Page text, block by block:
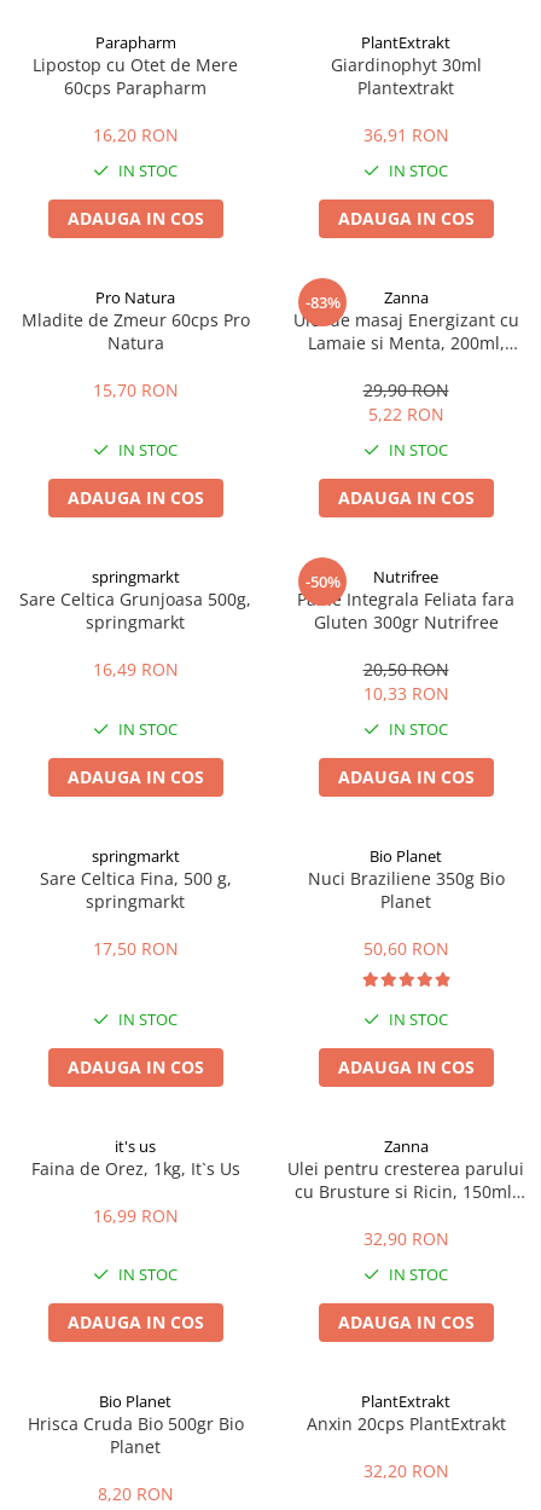
Sanatatea ochilor
Hepato-biliare
Glanda tiroida
Probleme renale
Prostata, urologie
Sistemul osos
Produse naturiste
Antiinflamator
Antitumorale
Articulatii sanatoase
Cardiovasculare
Imunitate
Memorie
Produse sanatate sexuala
Produse pentru Ea
Produse pentru sportivi
Suplimente fitness
Batoane proteice
Pentru antrenament
Mama si copilul
Sarcina si alaptare
Indulcitori
Miere
Bomboane
Gume de mestecat
Siropuri, gemuri
Ciocolata
Miere Manuka
Mancare sanatoasa
Leguminoase
Uleiuri alimentare
Ulei CBD
Produse instant
Atelierul de cafea si ceaiuri
Ceaiuri simple
Ceaiuri medicinale compuse
Ceaiuri Maté
Cafea verde
Alte produse din Cocos
Geluri de dus naturale
Vopsele
Produse de uz casnic
Produse pentru bucatarie
Produse igienizare
Deodorante
Igiena orala
Protectie antivirala
Sare de baie
Detergenti Bio
Parapharm
Lipostop cu Otet de Mere
60cps Parapharm
16,20 RON
IN STOC
ADAUGA IN COS
PlantExtrakt
Giardinophyt 30ml
Plantextrakt
36,91 RON
IN STOC
ADAUGA IN COS
Pro Natura
Mladite de Zmeur 60cps Pro
Natura
15,70 RON
IN STOC
ADAUGA IN COS
-83% Zanna
Ulei de masaj Energizant cu
Lamaie si Menta, 200ml,
29,90 RON
5,22 RON
IN STOC
ADAUGA IN COS
springmarkt
Sare Celtica Grunjoasa 500g,
springmarkt
16,49 RON
IN STOC
ADAUGA IN COS
-50% Nutrifree
Paine Integrala Feliata fara
Gluten 300gr Nutrifree
20,50 RON
10,33 RON
IN STOC
ADAUGA IN COS
springmarkt
Sare Celtica Fina, 500 g,
springmarkt
17,50 RON
IN STOC
ADAUGA IN COS
Bio Planet
Nuci Braziliene 350g Bio
Planet
50,60 RON
IN STOC
ADAUGA IN COS
it's us
Faina de Orez, 1kg, It`s Us
16,99 RON
IN STOC
ADAUGA IN COS
Zanna
Ulei pentru cresterea parului
cu Brusture si Ricin, 150ml,
32,90 RON
IN STOC
ADAUGA IN COS
Bio Planet
Hrisca Cruda Bio 500gr Bio
Planet
8,20 RON
PlantExtrakt
Anxin 20cps PlantExtrakt
32,20 RON